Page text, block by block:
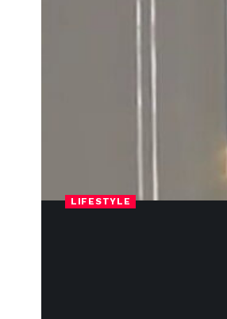
LIFESTYLE